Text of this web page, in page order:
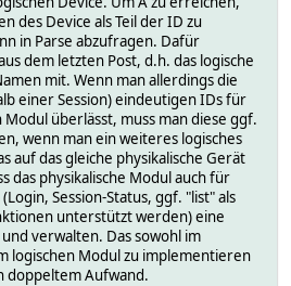
des Device als Teil der ID zu
in Parse abzufragen. Dafür
dem letzten Post, d.h. das logische
mit. Wenn man allerdings die
einer Session) eindeutigen IDs für
überlässt, muss man diese ggf.
wenn man ein weiteres logisches
auf das gleiche physikalische Gerät
das physikalische Modul auch für
Session-Status, ggf. "list" als
unterstützt werden) eine
verwalten. Das sowohl im
logischen Modul zu implementieren
doppeltem Aufwand.